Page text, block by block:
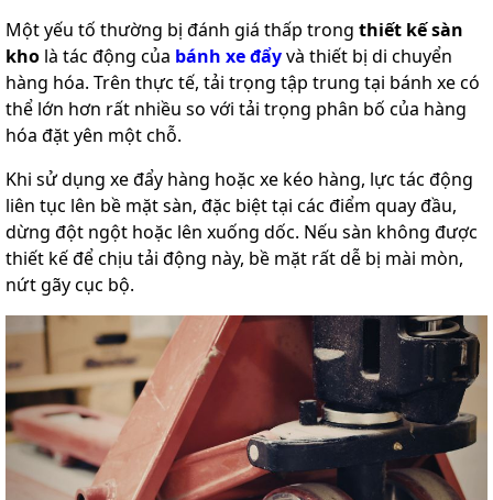
Một yếu tố thường bị đánh giá thấp trong thiết kế sàn
kho là tác động của bánh xe đẩyvà thiết bị di chuyển
hàng hóa. Trên thực tế, tải trọng tập trung tại bánh xe có
thể lớn hơn rất nhiều so với tải trọng phân bố của hàng
hóa đặt yên một chỗ.
Khi sử dụng xe đẩy hàng hoặc xe kéo hàng, lực tác động
liên tục lên bề mặt sàn, đặc biệt tại các điểm quay đầu,
dừng đột ngột hoặc lên xuống dốc. Nếu sàn không được
thiết kế để chịu tải động này, bề mặt rất dễ bị mài mòn,
nứt gãy cục bộ.